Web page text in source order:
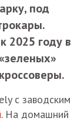
под
2025 году в
с заводским
. На домашний